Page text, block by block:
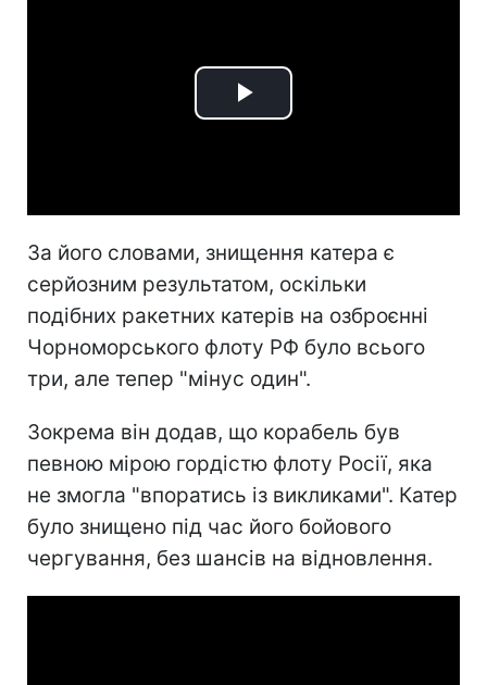
Play
За його словами, знищення катера є
серйозним результатом, оскільки
подібних ракетних катерів на озброєнні
Чорноморського флоту РФ було всього
три, але тепер "мінус один".
Зокрема він додав, що корабель був
певною мірою гордістю флоту Росії, яка
не змогла "впоратись із викликами". Катер
було знищено під час його бойового
чергування, без шансів на відновлення.